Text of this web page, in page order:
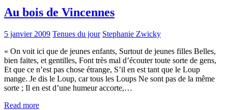
Au bois de Vincennes
5 janvier 2009 Tenues du jour Stephanie Zwicky
« On voit ici que de jeunes enfants, Surtout de jeunes filles Belles,
bien faites, et gentilles, Font très mal d’écouter toute sorte de gens,
Et que ce n’est pas chose étrange, S’il en est tant que le Loup
mange. Je dis le Loup, car tous les Loups Ne sont pas de la même
sorte ; Il en est d’une humeur accorte,…
Read more